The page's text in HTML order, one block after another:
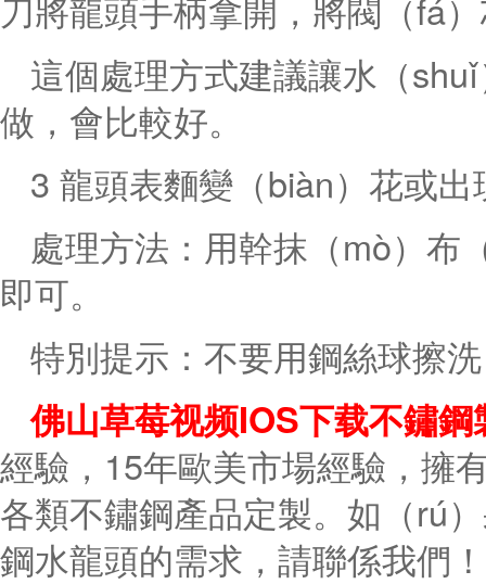
這個處理方式建議讓水（
做，會比較好。
3 龍頭表麵變（biàn）花或出
處理方法：用幹抹（mò）布
即可。
特別提示：不要用鋼絲球擦
佛山草莓视频IOS下载不鏽鋼
經驗，15年歐美市場經驗，擁
各類不鏽鋼產品定製。如（rú
鋼水龍頭的需求，請聯係我們！